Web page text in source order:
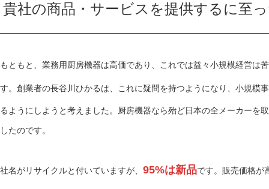
貴社の商品・サービスを提供するに至
もともと、業務用厨房機器は高価であり、これでは益々小規模経営は
す。創業者の長谷川ひかるは、これに疑問を持つようになり、小規模
るようにしようと考えました。厨房機器なら殆ど日本の全メーカーを
したのです。
社名がリサイクルと付いていますが、 95%は新品です。販売価格が